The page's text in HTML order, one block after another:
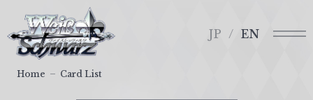
ァ
イ
JP EN
Home Card List